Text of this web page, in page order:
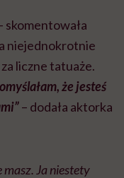
skomentowała
niejednokrotnie
liczne tatuaże.
że jesteś
– dodała aktorka
masz. Ja niestety